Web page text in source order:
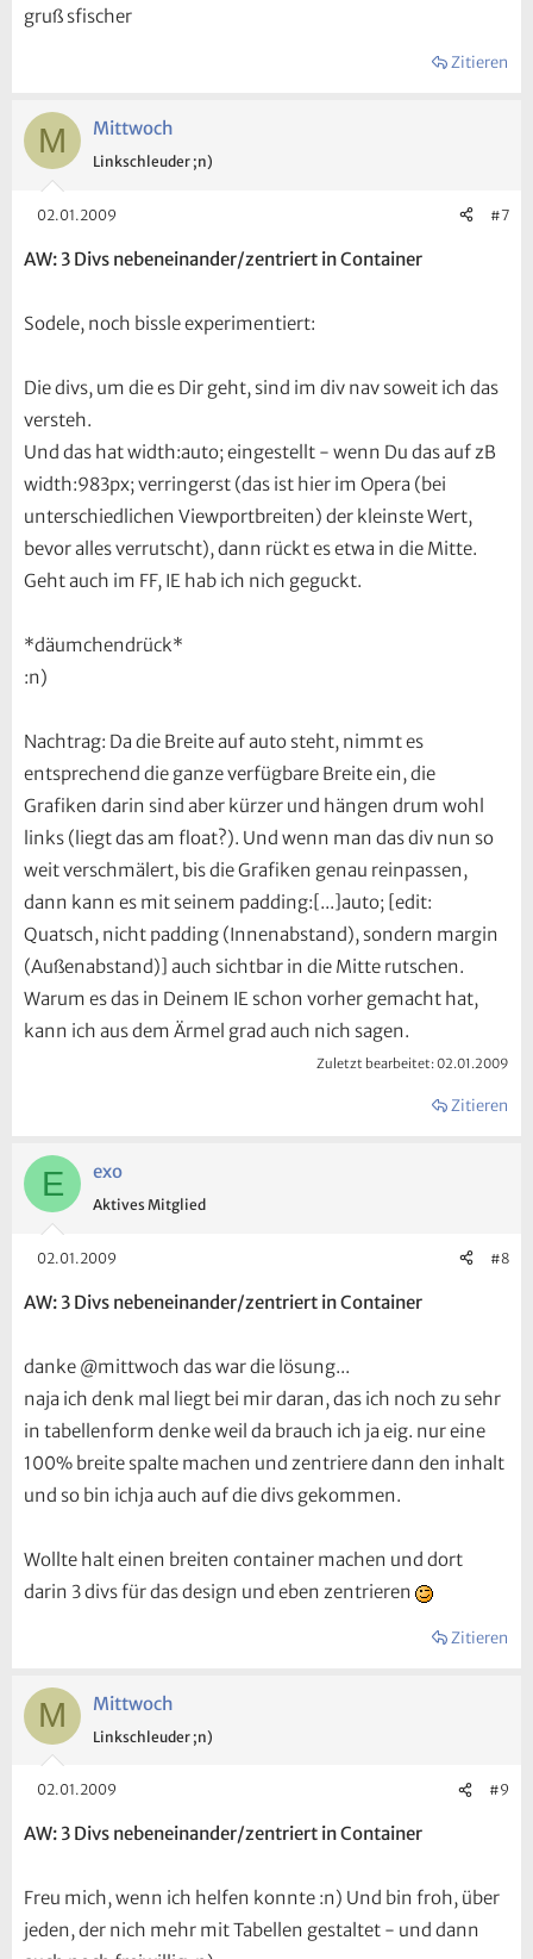
gruß sfischer
Zitieren
M Mittwoch
Linkschleuder ;n)
02.01.2009 #7
AW: 3 Divs nebeneinander/zentriert in Container
Sodele, noch bissle experimentiert:
Die divs, um die es Dir geht, sind im div nav soweit ich das
versteh.
Und das hat width:auto; eingestellt - wenn Du das auf zB
width:983px; verringerst (das ist hier im Opera (bei
unterschiedlichen Viewportbreiten) der kleinste Wert,
bevor alles verrutscht), dann rückt es etwa in die Mitte.
Geht auch im FF, IE hab ich nich geguckt.
*däumchendrück*
:n)
Nachtrag: Da die Breite auf auto steht, nimmt es
entsprechend die ganze verfügbare Breite ein, die
Grafiken darin sind aber kürzer und hängen drum wohl
links (liegt das am float?). Und wenn man das div nun so
weit verschmälert, bis die Grafiken genau reinpassen,
dann kann es mit seinem padding:[...]auto; [edit:
Quatsch, nicht padding (Innenabstand), sondern margin
(Außenabstand)] auch sichtbar in die Mitte rutschen.
Warum es das in Deinem IE schon vorher gemacht hat,
kann ich aus dem Ärmel grad auch nich sagen.
Zuletzt bearbeitet:02.01.2009
Zitieren
E exo
Aktives Mitglied
02.01.2009 #8
AW: 3 Divs nebeneinander/zentriert in Container
danke @mittwoch das war die lösung...
naja ich denk mal liegt bei mir daran, das ich noch zu sehr
in tabellenform denke weil da brauch ich ja eig. nur eine
100% breite spalte machen und zentriere dann den inhalt
und so bin ichja auch auf die divs gekommen.
Wollte halt einen breiten container machen und dort
darin 3 divs für das design und eben zentrieren
Zitieren
M Mittwoch
Linkschleuder ;n)
02.01.2009 #9
AW: 3 Divs nebeneinander/zentriert in Container
Freu mich, wenn ich helfen konnte :n) Und bin froh, über
jeden, der nich mehr mit Tabellen gestaltet - und dann